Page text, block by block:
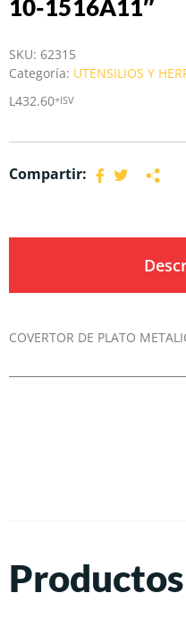
10-1516A11″
SKU: 62315
Categoría: UTENSILIOS Y
L 432.60+ISV
Compartir:
COVERTOR DE PLATO